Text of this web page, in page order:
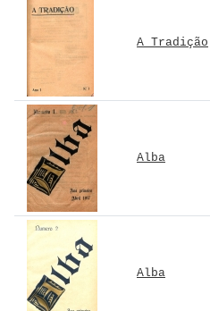
A Tradição
Alba
Alba